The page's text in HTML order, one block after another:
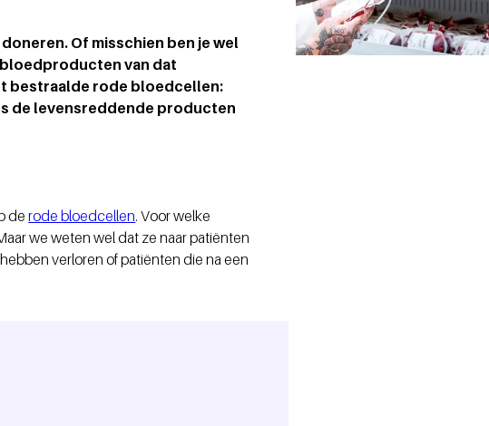
Of misschien ben je wel
van dat
bestraalde rode bloedcellen:
de levensreddende producten
derode bloedcellen. Voor welke
we weten wel dat ze naar patiënten
verloren of patiënten die na een